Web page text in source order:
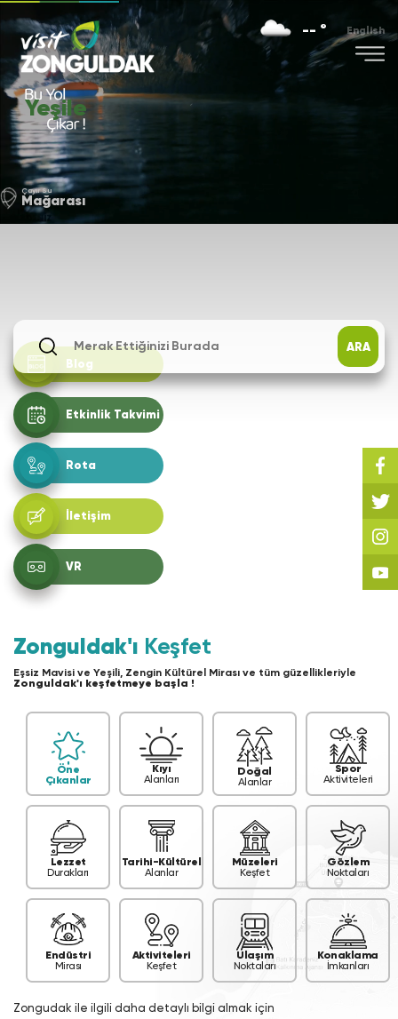
-- ° English
Yeşile
Çayır Su
Mağarası
Blog
Etkinlik Takvimi
Rota
İletişim
VR
ARA
Zonguldak'ı Keşfet
Eşsiz Mavisi ve Yeşili, Zengin Kültürel Mirası ve tüm güzellikleriyle
Zonguldak'ı keşfetmeye başla !
Öne
Çıkanlar
Kıyı
Alanları
Doğal
Alanlar
Spor
Aktiviteleri
Lezzet
Durakları
Tarihi-Kültürel
Alanlar
Müzeleri
Keşfet
Gözlem
Noktaları
Endüstri
Mirası
Aktiviteleri
Keşfet
Ulaşım
Noktaları
Konaklama
İmkanları
Zongudak ile ilgili daha detaylı bilgi almak için